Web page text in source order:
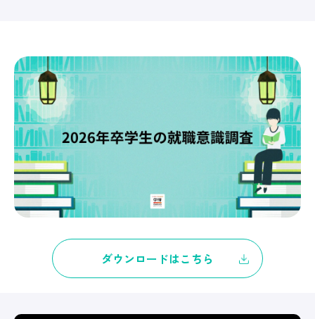
ダウンロードはこちら